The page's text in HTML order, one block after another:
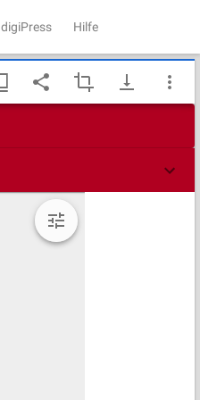
digiPress Hilfe